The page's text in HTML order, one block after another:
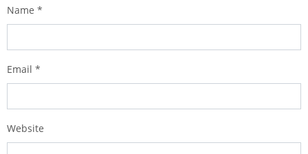
Name *
Email *
Website